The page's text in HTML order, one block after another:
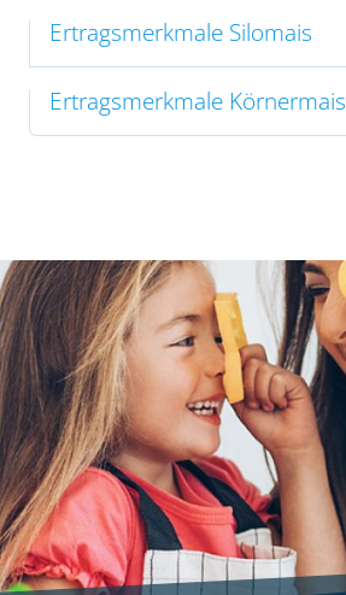
Ertragsmerkmale Silomais
Ertragsmerkmale Körnermais